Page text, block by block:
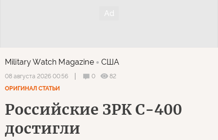
Military Watch Magazine США
08 августа 2026 00:56 0
82
ОРИГИНАЛ СТАТЬИ
Российские ЗРК С-400
достигли